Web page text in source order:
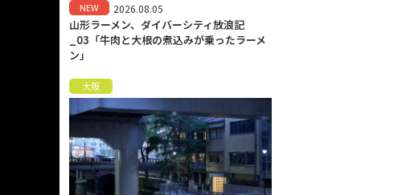
NEW 2026.08.05
山形ラーメン、ダイバーシティ放浪記
_03「牛肉と大根の煮込みが乗ったラーメ
ン」
大阪